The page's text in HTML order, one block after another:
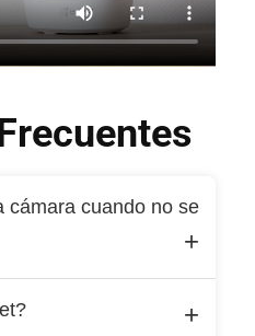
cámara cuando no se
con un modo